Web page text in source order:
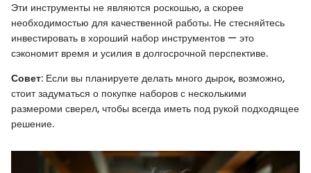
Эти инструменты не являются роскошью, а скорее
необходимостью для качественной работы. Не стесняйтесь
инвестировать в хороший набор инструментов — это
сэкономит время и усилия в долгосрочной перспективе.
Совет: Если вы планируете делать много дырок, возможно,
стоит задуматься о покупке наборов с несколькими
размероми сверел, чтобы всегда иметь под рукой подходящее
решение.